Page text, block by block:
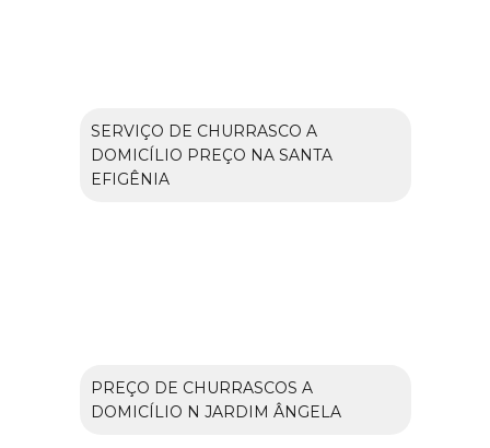
SERVIÇO DE CHURRASCO A
DOMICÍLIO PREÇO NA SANTA
EFIGÊNIA
PREÇO DE CHURRASCOS A
DOMICÍLIO N JARDIM ÂNGELA